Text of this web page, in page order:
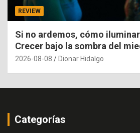
REVIEW
Si no ardemos, cómo
Crecer bajo la sombra del
2026-08-08 Dionar Hidalgo
Categorías